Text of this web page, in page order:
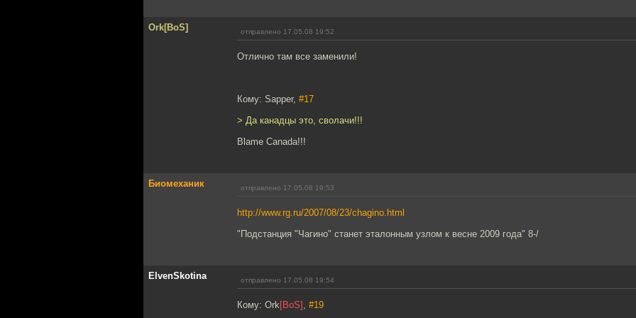
Ork[BoS] отправлено 17.05.08 19:52
Отлично там все заменили!
Кому: Sapper, #17
> Да канадцы это, сволачи!!!
Blame Canada!!!
Биомеханик отправлено 17.05.08 19:53
http://www.rg.ru/2007/08/23/chagino.html
"Подстанция "Чагино" станет эталонным узлом к весне 2009 года" 8-/
ElvenSkotina отправлено 17.05.08 19:54
Кому: Ork[BoS] , #19